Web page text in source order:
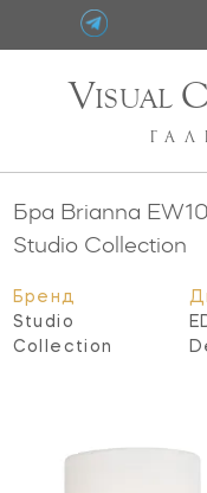
VISUAL C
Бра Brianna
Studio Collection
Бренд
Studio
Collection